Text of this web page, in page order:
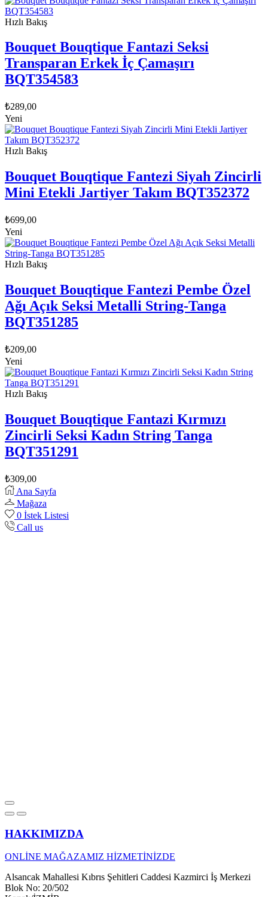
Hızlı Bakış
Bouquet Bouqtique Fantazi Seksi
Transparan Erkek İç Çamaşırı
BQT354583
₺289,00
Yeni
Hızlı Bakış
Bouquet Bouqtique Fantezi Siyah Zincirli
Mini Etekli Jartiyer Takım BQT352372
₺699,00
Yeni
Hızlı Bakış
Bouquet Bouqtique Fantezi Pembe Özel
Ağı Açık Seksi Metalli String-Tanga
BQT351285
₺209,00
Yeni
Hızlı Bakış
Bouquet Bouqtique Fantazi Kırmızı
Zincirli Seksi Kadın String Tanga
BQT351291
₺309,00
Ana Sayfa
Mağaza
0 İstek Listesi
Call us
HAKKIMIZDA
ONLİNE MAĞAZAMIZ HİZMETİNİZDE
Alsancak Mahallesi Kıbrıs Şehitleri Caddesi Kazmirci İş Merkezi
Blok No: 20/502